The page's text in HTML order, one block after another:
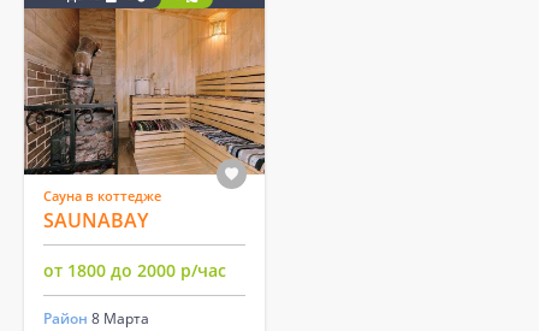
Сауна в коттедже
SAUNABAY
от 1800 до 2000 р/час
Район 8 Марта